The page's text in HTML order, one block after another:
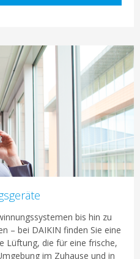
bis hin zu
– bei DAIKIN finden Sie eine
Lüftung, die für eine frische,
im Zuhause und in